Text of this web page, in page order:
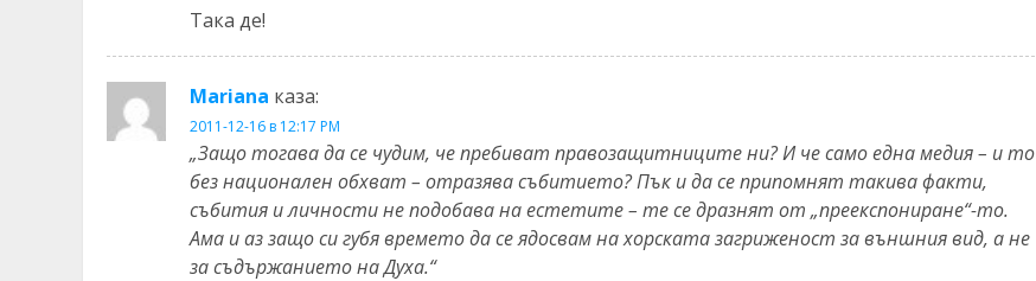
Така де!
Mariana каза:
2011-12-16 в 12:17 PM
„Защо тогава да се чудим, че пребиват правозащитниците ни? И че само една медия – и то
без национален обхват – отразява събитието? Пък и да се припомнят такива факти,
събития и личности не подобава на естетите – те се дразнят от „преекспониране“-то.
Ама и аз защо си губя времето да се ядосвам на хорската загриженост за външния вид, а не
за съдържанието на Духа.“